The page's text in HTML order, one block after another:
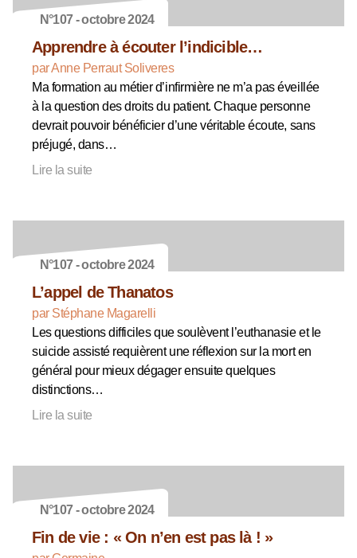
N°107 - octobre 2024
Apprendre à écouter l’indicible…
par Anne Perraut Soliveres
Ma formation au métier d’infirmière ne m’a pas éveillée
à la question des droits du patient. Chaque personne
devrait pouvoir bénéficier d’une véritable écoute, sans
préjugé, dans…
Lire la suite
N°107 - octobre 2024
L’appel de Thanatos
par Stéphane Magarelli
Les questions difficiles que soulèvent l’euthanasie et le
suicide assisté requièrent une réflexion sur la mort en
général pour mieux dégager ensuite quelques
distinctions…
Lire la suite
N°107 - octobre 2024
Fin de vie : « On n’en est pas là ! »